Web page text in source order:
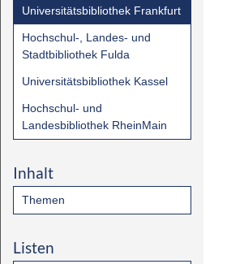
Universitätsbibliothek Frankfurt
Hochschul-, Landes- und
Stadtbibliothek Fulda
Universitätsbibliothek Kassel
Hochschul- und
Landesbibliothek RheinMain
Inhalt
Themen
Listen